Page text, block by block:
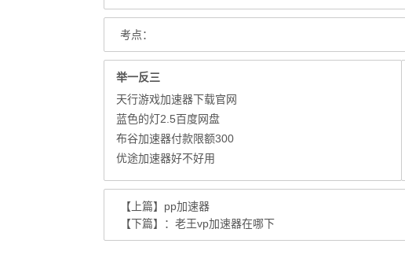
考点：
举一反三
天行游戏加速器下载官网
蓝色的灯2.5百度网盘
布谷加速器付款限额300
优途加速器好不好用
【上篇】 pp加速器
【下篇】： 老王vp加速器在哪下